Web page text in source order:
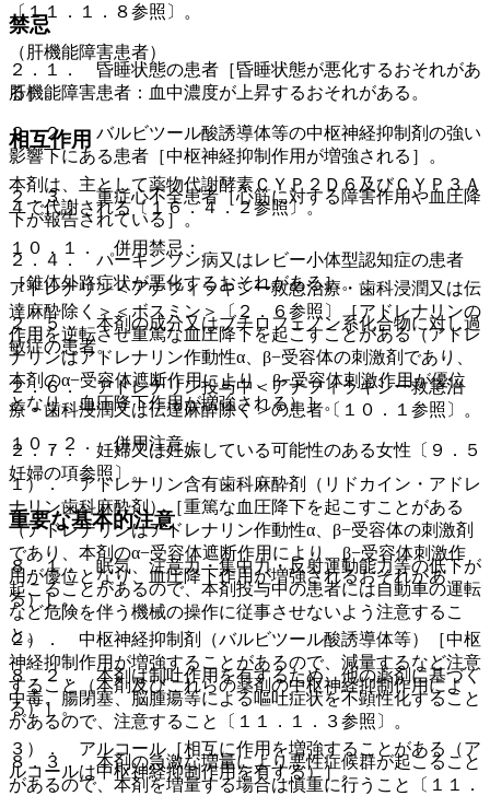
〔１１．１．８参照〕。
（肝機能障害患者）
肝機能障害患者：血中濃度が上昇するおそれがある。
相互作用
本剤は、主として薬物代謝酵素ＣＹＰ２Ｄ６及びＣＹＰ３Ａ
４で代謝される〔１６．４．２参照〕。
１０．１． 併用禁忌：
アドレナリン＜アナフィラキシー救急治療・歯科浸潤又は伝
達麻酔除く＞＜ボスミン＞〔２．６参照〕［アドレナリンの
作用を逆転させ重篤な血圧降下を起こすことがある（アドレ
ナリンはアドレナリン作動性α、β−受容体の刺激剤であり、
本剤のα−受容体遮断作用により、β−受容体刺激作用が優位
となり、血圧降下作用が増強される）］。
１０．２． 併用注意：
１）． アドレナリン含有歯科麻酔剤（リドカイン・アドレ
ナリン歯科麻酔剤）［重篤な血圧降下を起こすことがある
（アドレナリンはアドレナリン作動性α、β−受容体の刺激剤
であり、本剤のα−受容体遮断作用により、β−受容体刺激作
用が優位となり、血圧降下作用が増強されるおそれがあ
る）］。
２）． 中枢神経抑制剤（バルビツール酸誘導体等）［中枢
神経抑制作用が増強することがあるので、減量するなど注意
すること（本剤及びこれらの薬剤の中枢神経抑制作用によ
る）］。
３）． アルコール［相互に作用を増強することがある（ア
ルコールは中枢神経抑制作用を有する）］。
禁忌
２．１． 昏睡状態の患者［昏睡状態が悪化するおそれがあ
る］。
２．２． バルビツール酸誘導体等の中枢神経抑制剤の強い
影響下にある患者［中枢神経抑制作用が増強される］。
２．３． 重症心不全患者［心筋に対する障害作用や血圧降
下が報告されている］。
２．４． パーキンソン病又はレビー小体型認知症の患者
［錐体外路症状が悪化するおそれがある］。
２．５． 本剤の成分又はブチロフェノン系化合物に対し過
敏症の患者。
２．６． アドレナリン投与中＜アナフィラキシー救急治
療・歯科浸潤又は伝達麻酔除く＞の患者〔１０．１参照〕。
２．７． 妊婦又は妊娠している可能性のある女性〔９．５
妊婦の項参照〕。
重要な基本的注意
８．１． 眠気、注意力・集中力・反射運動能力等の低下が
起こることがあるので、本剤投与中の患者には自動車の運転
など危険を伴う機械の操作に従事させないよう注意するこ
と。
８．２． 本剤は制吐作用を有するため、他の薬剤に基づく
中毒、腸閉塞、脳腫瘍等による嘔吐症状を不顕性化すること
があるので、注意すること〔１１．１．３参照〕。
８．３． 本剤の急激な増量により悪性症候群が起こること
があるので、本剤を増量する場合は慎重に行うこと〔１１．